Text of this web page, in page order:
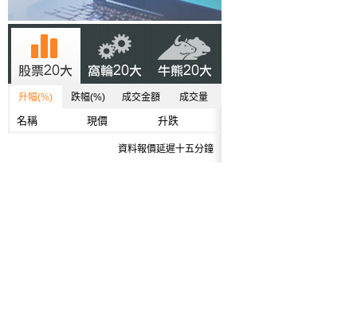
升幅(%) 跌幅(%) 成交金額 成交量
名稱 現價 升跌
資料報價延遲十五分鐘